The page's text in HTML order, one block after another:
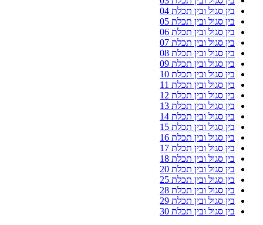
בין סגול ובין תכלת 04
בין סגול ובין תכלת 05
בין סגול ובין תכלת 06
בין סגול ובין תכלת 07
בין סגול ובין תכלת 08
בין סגול ובין תכלת 09
בין סגול ובין תכלת 10
בין סגול ובין תכלת 11
בין סגול ובין תכלת 12
בין סגול ובין תכלת 13
בין סגול ובין תכלת 14
בין סגול ובין תכלת 15
בין סגול ובין תכלת 16
בין סגול ובין תכלת 17
בין סגול ובין תכלת 18
בין סגול ובין תכלת 20
בין סגול ובין תכלת 25
בין סגול ובין תכלת 28
בין סגול ובין תכלת 29
בין סגול ובין תכלת 30